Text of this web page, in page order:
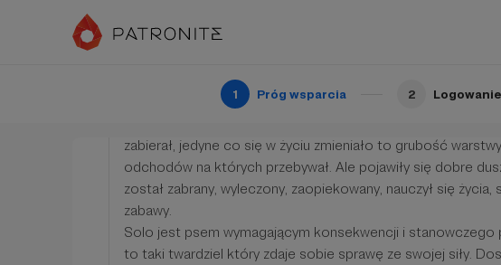
1 Próg wsparcia 2
Kieszonkowe Sola 💚
Bycie rozkosznym, puchatym szczeniakiem nie uratowało go
okrucieństwem tego świata. Wrzucony do kojca metr na
zabierał, jedyne co się w życiu zmieniało to grubość warstwy
odchodów na których przebywał. Ale pojawiły się dobre
został zabrany, wyleczony, zaopiekowany, nauczył się życia,
zabawy.
Solo jest psem wymagającym konsekwencji i stanowczego
to taki twardziel który zdaje sobie sprawę ze swojej siły.